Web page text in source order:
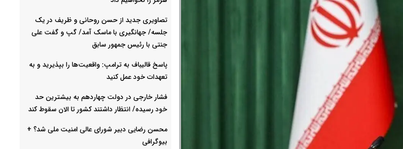
تصاویری جدید از حسن روحانی و ظریف در یک
جلسه/ جهانگیری با ماسک آمد/ گپ و گفت علی
جنتی با رئیس جمهور سابق
پاسخ قالیباف به ترامپ: واقعیت‌ها را بپذیرید و به
تعهدات خود عمل کنید
فشار خارجی در دولت چهاردهم به بیشترین حد
خود رسیده/ انتظار داشتند کشور تا الان سقوط کند
محسن رضایی دبیر شورای عالی امنیت ملی شد؟ +
بیوگرافی